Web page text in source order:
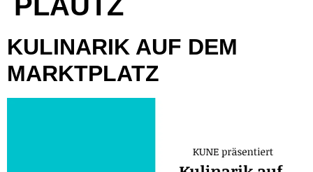
KULINARIK AUF DEM
MARKTPLATZ